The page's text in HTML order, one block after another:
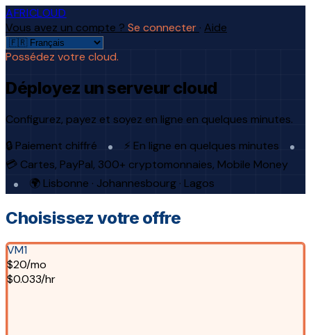
AFRICLOUD
Vous avez un compte ? Se connecter · Aide
Possédez votre cloud.
Déployez un serveur cloud
Configurez, payez et soyez en ligne en quelques minutes.
🔒 Paiement chiffré
⚡ En ligne en quelques minutes
💳 Cartes, PayPal, 300+ cryptomonnaies, Mobile Money
🌍 Lisbonne · Johannesbourg · Lagos
Choisissez votre offre
VM1
$20/mo
$0.033/hr